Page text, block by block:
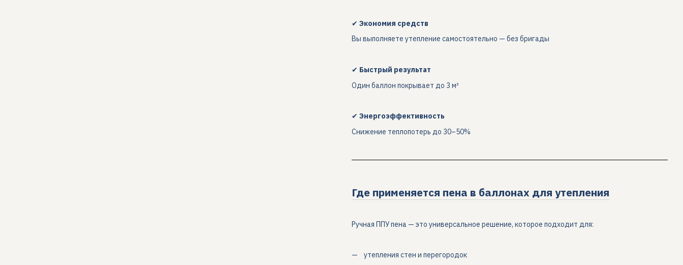
✔ Экономия средств
Вы выполняете утепление самостоятельно — без бригады
✔ Быстрый результат
Один баллон покрывает до 3 м²
✔ Энергоэффективность
Снижение теплопотерь до 30–50%
Где применяется пена в баллонах для утепления
Ручная ППУ пена — это универсальное решение, которое подходит для:
утепления стен и перегородок